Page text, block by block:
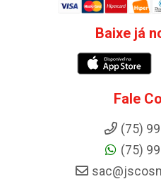
Baixe já
Fale
(75)
(75)